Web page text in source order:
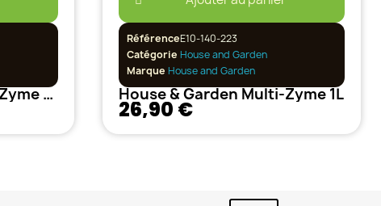
House & Garden Multi-Zyme 500 ml
RéférenceE10-140-223
CatégorieHouse and Garden
Marque House and Garden
House & Garden Multi-Zyme 1L
26,90 €